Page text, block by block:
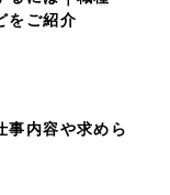
をご紹介
事内容や求めら